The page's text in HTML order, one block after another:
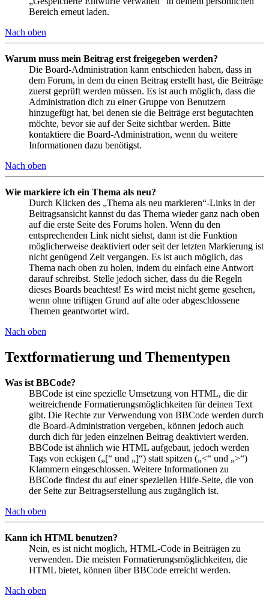
Bereich erneut laden.
Nach oben
Warum muss mein Beitrag erst freigegeben werden?
Die Board-Administration kann entschieden haben, dass in
dem Forum, in dem du einen Beitrag erstellt hast, die Beiträge
zuerst geprüft werden müssen. Es ist auch möglich, dass die
Administration dich zu einer Gruppe von Benutzern
hinzugefügt hat, bei denen sie die Beiträge erst begutachten
möchte, bevor sie auf der Seite sichtbar werden. Bitte
kontaktiere die Board-Administration, wenn du weitere
Informationen dazu benötigst.
Nach oben
Wie markiere ich ein Thema als neu?
Durch Klicken des „Thema als neu markieren“-Links in der
Beitragsansicht kannst du das Thema wieder ganz nach oben
auf die erste Seite des Forums holen. Wenn du den
entsprechenden Link nicht siehst, dann ist die Funktion
möglicherweise deaktiviert oder seit der letzten Markierung ist
nicht genügend Zeit vergangen. Es ist auch möglich, das
Thema nach oben zu holen, indem du einfach eine Antwort
darauf schreibst. Stelle jedoch sicher, dass du die Regeln
dieses Boards beachtest! Es wird meist nicht gerne gesehen,
wenn ohne triftigen Grund auf alte oder abgeschlossene
Themen geantwortet wird.
Nach oben
Textformatierung und Thementypen
Was ist BBCode?
BBCode ist eine spezielle Umsetzung von HTML, die dir
weitreichende Formatierungsmöglichkeiten für deinen Text
gibt. Die Rechte zur Verwendung von BBCode werden durch
die Board-Administration vergeben, können jedoch auch
durch dich für jeden einzelnen Beitrag deaktiviert werden.
BBCode ist ähnlich wie HTML aufgebaut, jedoch werden
Tags von eckigen („[“ und „]“) statt spitzen („<“ und „>“)
Klammern eingeschlossen. Weitere Informationen zu
BBCode findest du auf einer speziellen Hilfe-Seite, die von
der Seite zur Beitragserstellung aus zugänglich ist.
Nach oben
Kann ich HTML benutzen?
Nein, es ist nicht möglich, HTML-Code in Beiträgen zu
verwenden. Die meisten Formatierungsmöglichkeiten, die
HTML bietet, können über BBCode erreicht werden.
Nach oben